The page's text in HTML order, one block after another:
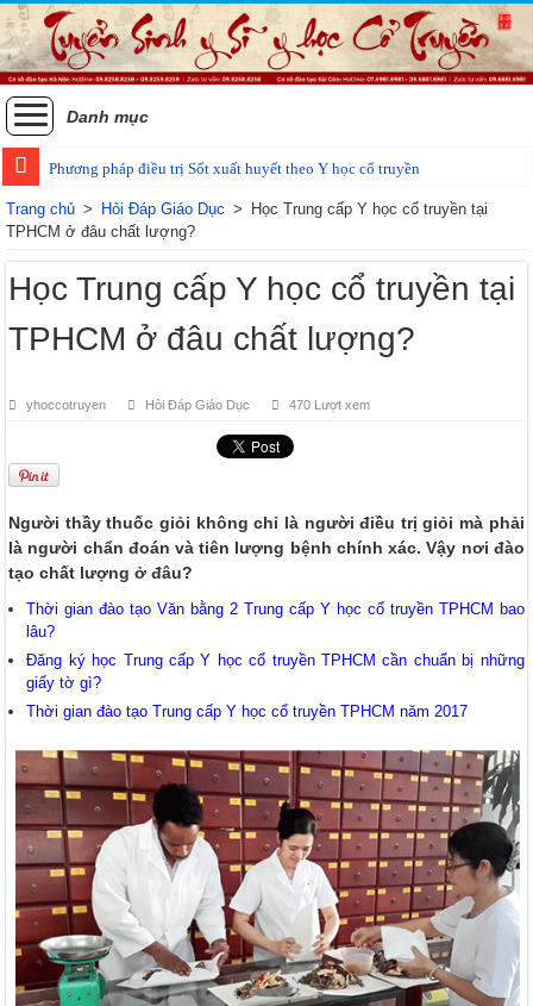
Danh mục
Phương pháp điều trị Sốt xuất huyết theo Y học cổ truyền
Trang chủ > Hỏi Đáp Giáo Dục > Học Trung cấp Y học cổ truyền tại
TPHCM ở đâu chất lượng?
Học Trung cấp Y học cổ truyền tại
TPHCM ở đâu chất lượng?
yhoccotruyen Hỏi Đáp Giáo Dục 470 Lượt xem
Người thầy thuốc giỏi không chỉ là người điều trị giỏi mà phải
là người chẩn đoán và tiên lượng bệnh chính xác. Vậy nơi đào
tạo chất lượng ở đâu?
Thời gian đào tạo Văn bằng 2 Trung cấp Y học cổ truyền TPHCM bao
lâu?
Đăng ký học Trung cấp Y học cổ truyền TPHCM cần chuẩn bị những
giấy tờ gì?
Thời gian đào tạo Trung cấp Y học cổ truyền TPHCM năm 2017